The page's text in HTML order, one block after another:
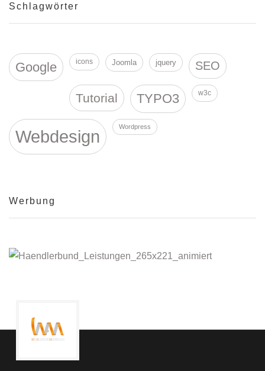
Schlagwörter
Google icons Joomla jquery SEO
Tutorial TYPO3 w3c
Webdesign Wordpress
Werbung